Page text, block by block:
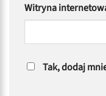
Witryna
Tak, dodaj